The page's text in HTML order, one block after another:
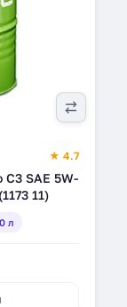
★ 4.7
SAE 5W-
11)
л